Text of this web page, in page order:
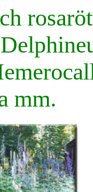
mm.